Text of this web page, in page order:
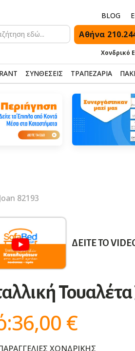
BLOG
Αθήνα
Χονδρικό
ΣΥΝΘΕΣΕΙΣ ΤΡΑΠΕΖΑΡΙΑ
82193
ΔΕΊΤΕ ΤΟ
Τουαλέτα
36,00 €
ΧΟΝΔΡΙΚΗΣ